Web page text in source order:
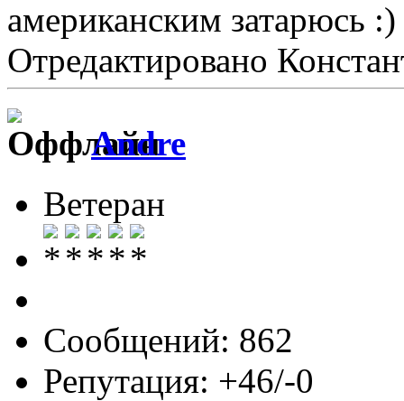
американским затарюсь
Отредактировано
Andre
Ветеран
Сообщений: 862
Репутация: +46/-0